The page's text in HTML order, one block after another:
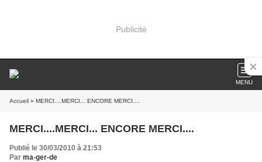
Publicité
MENU
Accueil » MERCI....MERCI... ENCORE MERCI....
MERCI....MERCI... ENCORE MERCI....
Publié le 30/03/2010 à 21:53
Par ma-ger-de